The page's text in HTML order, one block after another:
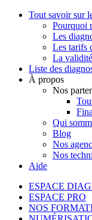
Tout savoir sur
Pourquoi
Les
Les tarifs
La
Liste des
À propos
Nos
Qui
Blog
Nos
Nos
Aide
ESPACE
ESPACE PRO
NOS